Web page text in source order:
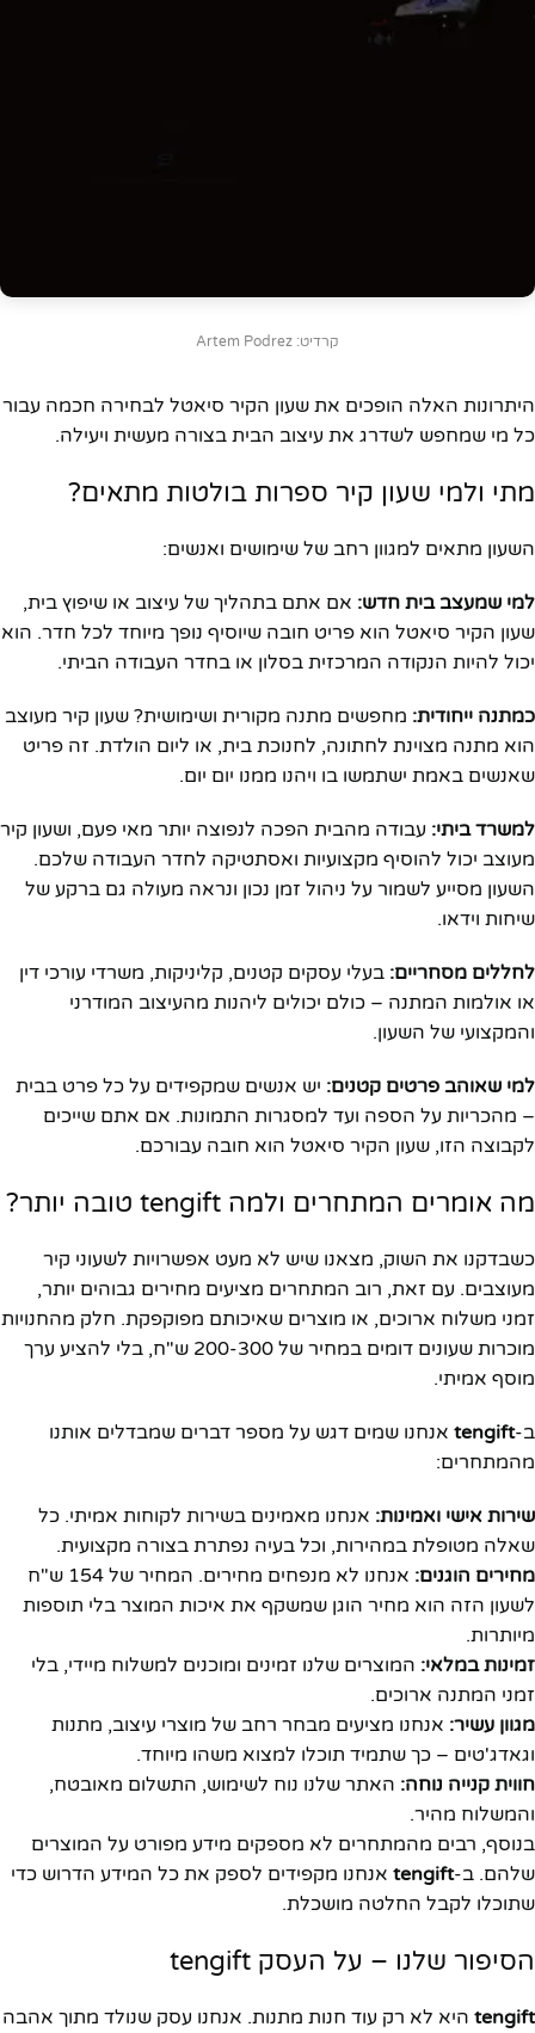
קרדיט: Artem Podrez
היתרונות האלה הופכים את שעון הקיר סיאטל לבחירה חכמה עבור
כל מי שמחפש לשדרג את עיצוב הבית בצורה מעשית ויעילה.
מתי ולמי שעון קיר ספרות בולטות מתאים?
השעון מתאים למגוון רחב של שימושים ואנשים:
למי שמעצב בית חדש: אם אתם בתהליך של עיצוב או שיפוץ בית,
שעון הקיר סיאטל הוא פריט חובה שיוסיף נופך מיוחד לכל חדר. הוא
יכול להיות הנקודה המרכזית בסלון או בחדר העבודה הביתי.
כמתנה ייחודית: מחפשים מתנה מקורית ושימושית? שעון קיר מעוצב
הוא מתנה מצוינת לחתונה, לחנוכת בית, או ליום הולדת. זה פריט
שאנשים באמת ישתמשו בו ויהנו ממנו יום יום.
למשרד ביתי: עבודה מהבית הפכה לנפוצה יותר מאי פעם, ושעון קיר
מעוצב יכול להוסיף מקצועיות ואסתטיקה לחדר העבודה שלכם.
השעון מסייע לשמור על ניהול זמן נכון ונראה מעולה גם ברקע של
שיחות וידאו.
לחללים מסחריים: בעלי עסקים קטנים, קליניקות, משרדי עורכי דין
או אולמות המתנה – כולם יכולים ליהנות מהעיצוב המודרני
והמקצועי של השעון.
למי שאוהב פרטים קטנים: יש אנשים שמקפידים על כל פרט בבית
– מהכריות על הספה ועד למסגרות התמונות. אם אתם שייכים
לקבוצה הזו, שעון הקיר סיאטל הוא חובה עבורכם.
מה אומרים המתחרים ולמה tengift טובה יותר?
כשבדקנו את השוק, מצאנו שיש לא מעט אפשרויות לשעוני קיר
מעוצבים. עם זאת, רוב המתחרים מציעים מחירים גבוהים יותר,
זמני משלוח ארוכים, או מוצרים שאיכותם מפוקפקת. חלק מהחנויות
מוכרות שעונים דומים במחיר של 200-300 ש"ח, בלי להציע ערך
מוסף אמיתי.
ב-tengift אנחנו שמים דגש על מספר דברים שמבדלים אותנו
מהמתחרים:
שירות אישי ואמינות: אנחנו מאמינים בשירות לקוחות אמיתי. כל
שאלה מטופלת במהירות, וכל בעיה נפתרת בצורה מקצועית.
מחירים הוגנים:
אנחנו לא מנפחים מחירים. המחיר של 154 ש"ח
לשעון הזה הוא מחיר הוגן שמשקף את איכות המוצר בלי תוספות
מיותרות.
זמינות במלאי: המוצרים שלנו זמינים ומוכנים למשלוח מיידי, בלי
זמני המתנה ארוכים.
מגוון עשיר: אנחנו מציעים מבחר רחב של מוצרי עיצוב, מתנות
וגאדג'טים – כך שתמיד תוכלו למצוא משהו מיוחד.
חווית קנייה נוחה: האתר שלנו נוח לשימוש, התשלום מאובטח,
והמשלוח מהיר.
בנוסף, רבים מהמתחרים לא מספקים מידע מפורט על המוצרים
שלהם. ב-tengift אנחנו מקפידים לספק את כל המידע הדרוש כדי
שתוכלו לקבל החלטה מושכלת.
הסיפור שלנו – על העסק tengift
tengift היא לא רק עוד חנות מתנות. אנחנו עסק שנולד מתוך אהבה